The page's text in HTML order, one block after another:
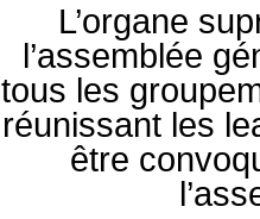
L’organe
l’assemblée
tous les
réunissant les
être